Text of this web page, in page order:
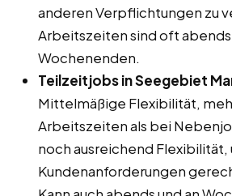
anderen Verpflichtungen zu
Arbeitszeiten sind oft abends
Wochenenden.
Teilzeitjobs in Seegebiet
Mittelmäßige Flexibilität,
Arbeitszeiten als bei
noch ausreichend Flexibilität,
Kundenanforderungen